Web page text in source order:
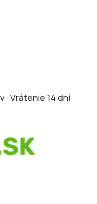
· Vrátenie 14 dní